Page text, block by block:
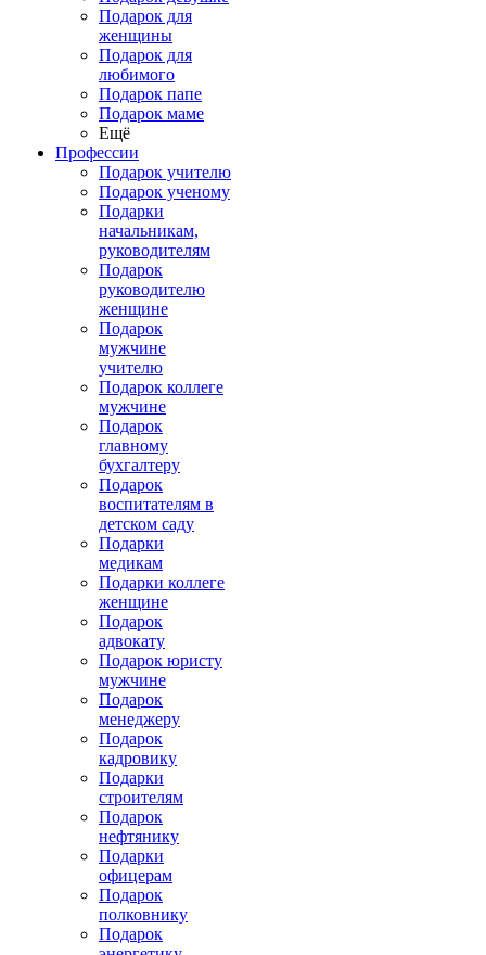
Подарок для
женщины
Подарок для
любимого
Подарок папе
Подарок маме
Ещё
Профессии
Подарок учителю
Подарок ученому
Подарки
начальникам,
руководителям
Подарок
руководителю
женщине
Подарок
мужчине
учителю
Подарок коллеге
мужчине
Подарок
главному
бухгалтеру
Подарок
воспитателям в
детском саду
Подарки
медикам
Подарки коллеге
женщине
Подарок
адвокату
Подарок юристу
мужчине
Подарок
менеджеру
Подарок
кадровику
Подарки
строителям
Подарок
нефтянику
Подарки
офицерам
Подарок
полковнику
Подарок